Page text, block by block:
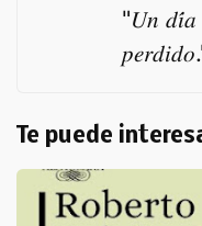
"𝑈𝑛 𝑑𝑖́𝑎
Te puede